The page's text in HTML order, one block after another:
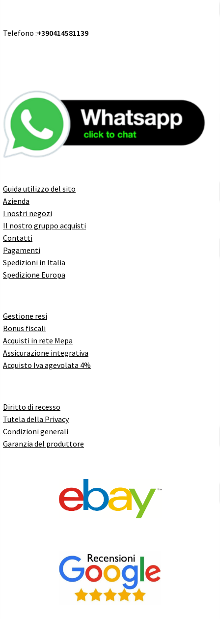
Telefono :+390414581139
Guida utilizzo del sito
Azienda
I nostri negozi
Il nostro gruppo acquisti
Contatti
Pagamenti
Spedizioni in Italia
Spedizione Europa
Gestione resi
Bonus fiscali
Acquisti in rete Mepa
Assicurazione integrativa
Acquisto Iva agevolata 4%
Diritto di recesso
Tutela della Privacy
Condizioni generali
Garanzia del produttore